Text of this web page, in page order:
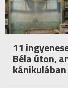
11
Béla úton,
kánikulában